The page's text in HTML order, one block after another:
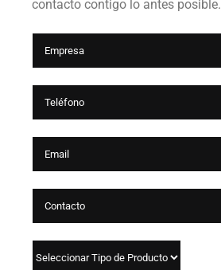
contacto contigo lo antes posible.